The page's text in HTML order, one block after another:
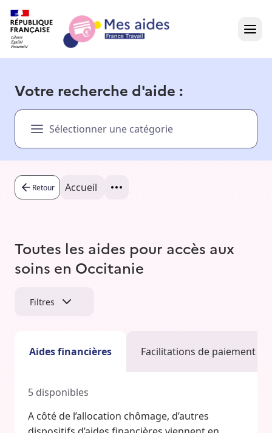
Présentation vidéo
Besoin d'aide ?
Votre recherche d'aide :
Sélectionner une catégorie
Retour Accueil
Toutes les aides pour accès aux
soins en Occitanie
Filtres
Aides financières Facilitations de paiement
5 disponibles
A côté de l’allocation chômage, d’autres